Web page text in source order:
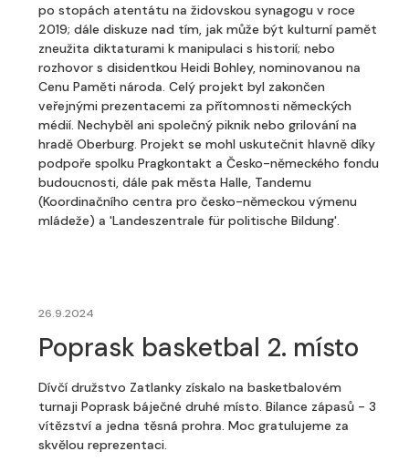
po stopách atentátu na židovskou synagogu v roce
2019; dále diskuze nad tím, jak může být kulturní pamět
zneužita diktaturami k manipulaci s historií; nebo
rozhovor s disidentkou Heidi Bohley, nominovanou na
Cenu Paměti národa. Celý projekt byl zakončen
veřejnými prezentacemi za přítomnosti německých
médií. Nechyběl ani společný piknik nebo grilování na
hradě Oberburg. Projekt se mohl uskutečnit hlavně díky
podpoře spolku Pragkontakt a Česko-německého fondu
budoucnosti, dále pak města Halle, Tandemu
(Koordinačního centra pro česko-německou výmenu
mládeže) a 'Landeszentrale für politische Bildung'.
26.9.2024
Poprask basketbal 2. místo
Dívčí družstvo Zatlanky získalo na basketbalovém
turnaji Poprask báječné druhé místo. Bilance zápasů - 3
vítězství a jedna těsná prohra. Moc gratulujeme za
skvělou reprezentaci.